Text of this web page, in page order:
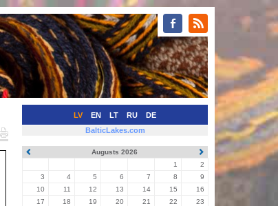
LV EN LT RU DE
BalticLakes.com
Augusts 2026
1
2
3
4 5 6 7 8
9
10
11 12 13 14 15
16
17
18 19 20 21 22
23